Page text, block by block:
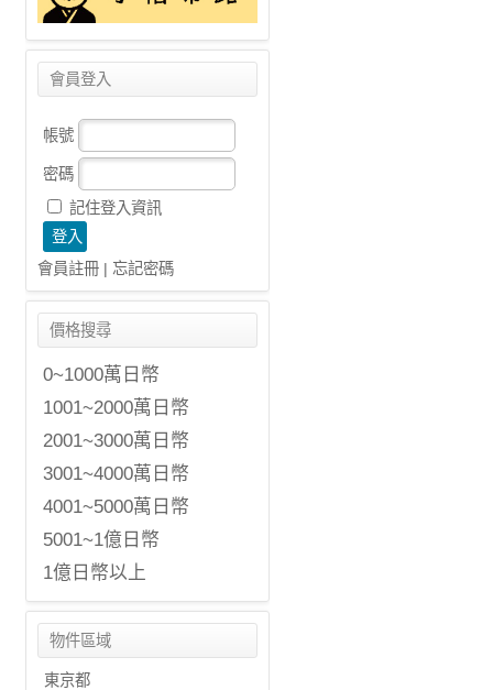
會員登入
帳號
密碼
記住登入資訊
會員註冊 | 忘記密碼
價格搜尋
0~1000萬日幣
1001~2000萬日幣
2001~3000萬日幣
3001~4000萬日幣
4001~5000萬日幣
5001~1億日幣
1億日幣以上
物件區域
東京都